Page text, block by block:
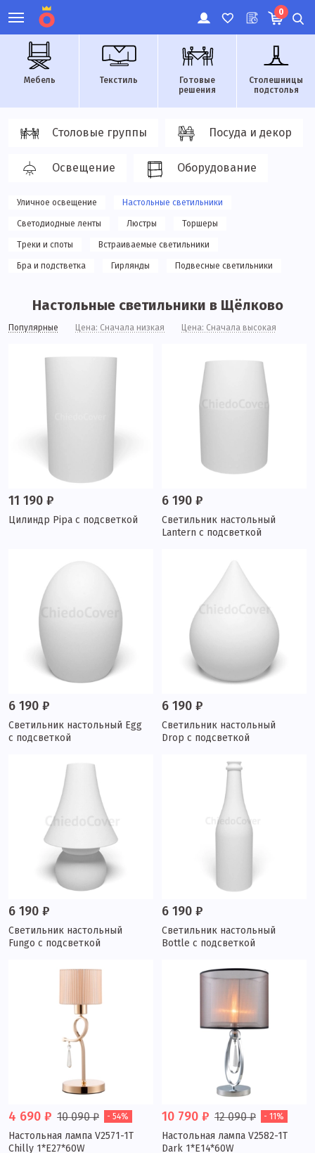
0
Мебель Текстиль
Готовые
решения
Столешницы
подстолья
Столовые группы Посуда и декор
Освещение Оборудование
Уличное освещение Настольные светильники
Светодиодные ленты Люстры Торшеры
Треки и споты Встраиваемые светильники
Бра и подстветка Гирлянды Подвесные светильники
Настольные светильники в Щёлково
Популярные Цена: Сначала низкая Цена: Сначала высокая
11 190 ₽
Цилиндр Pipa с подсветкой
6 190 ₽
Светильник настольный
Lantern с подсветкой
6 190 ₽
Светильник настольный Egg
с подсветкой
6 190 ₽
Светильник настольный
Drop с подсветкой
6 190 ₽
Светильник настольный
Fungo с подсветкой
6 190 ₽
Светильник настольный
Bottle с подсветкой
4 690 ₽ 10 090 ₽ - 54%
Настольная лампа V2571-1T
Chilly 1*E27*60W
10 790 ₽ 12 090 ₽ - 11%
Настольная лампа V2582-1T
Dark 1*E14*60W